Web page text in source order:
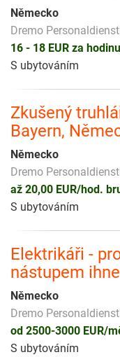
Německo
Dremo
16 - 18 EUR za hodinu
S ubytováním
Zkušený
Bayern,
Německo
Dremo
až 20,00 EUR/hod.
S ubytováním
Elektrikáři -
nástupem
Německo
Dremo
od 2500-3000 EUR/
S ubytováním